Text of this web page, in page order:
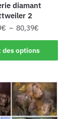
diamant
2
€ – 80,39€
des options